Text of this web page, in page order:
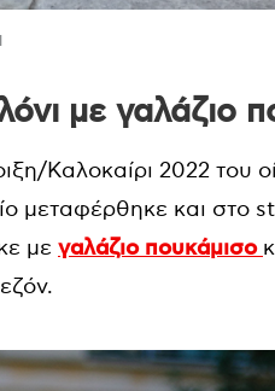
με γαλάζιο
Καλοκαίρι 2022 του
μεταφέρθηκε και στο
με γαλάζιο πουκάμισο